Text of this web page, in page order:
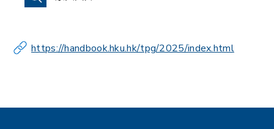
https://handbook.hku.hk/tpg/2025/index.html